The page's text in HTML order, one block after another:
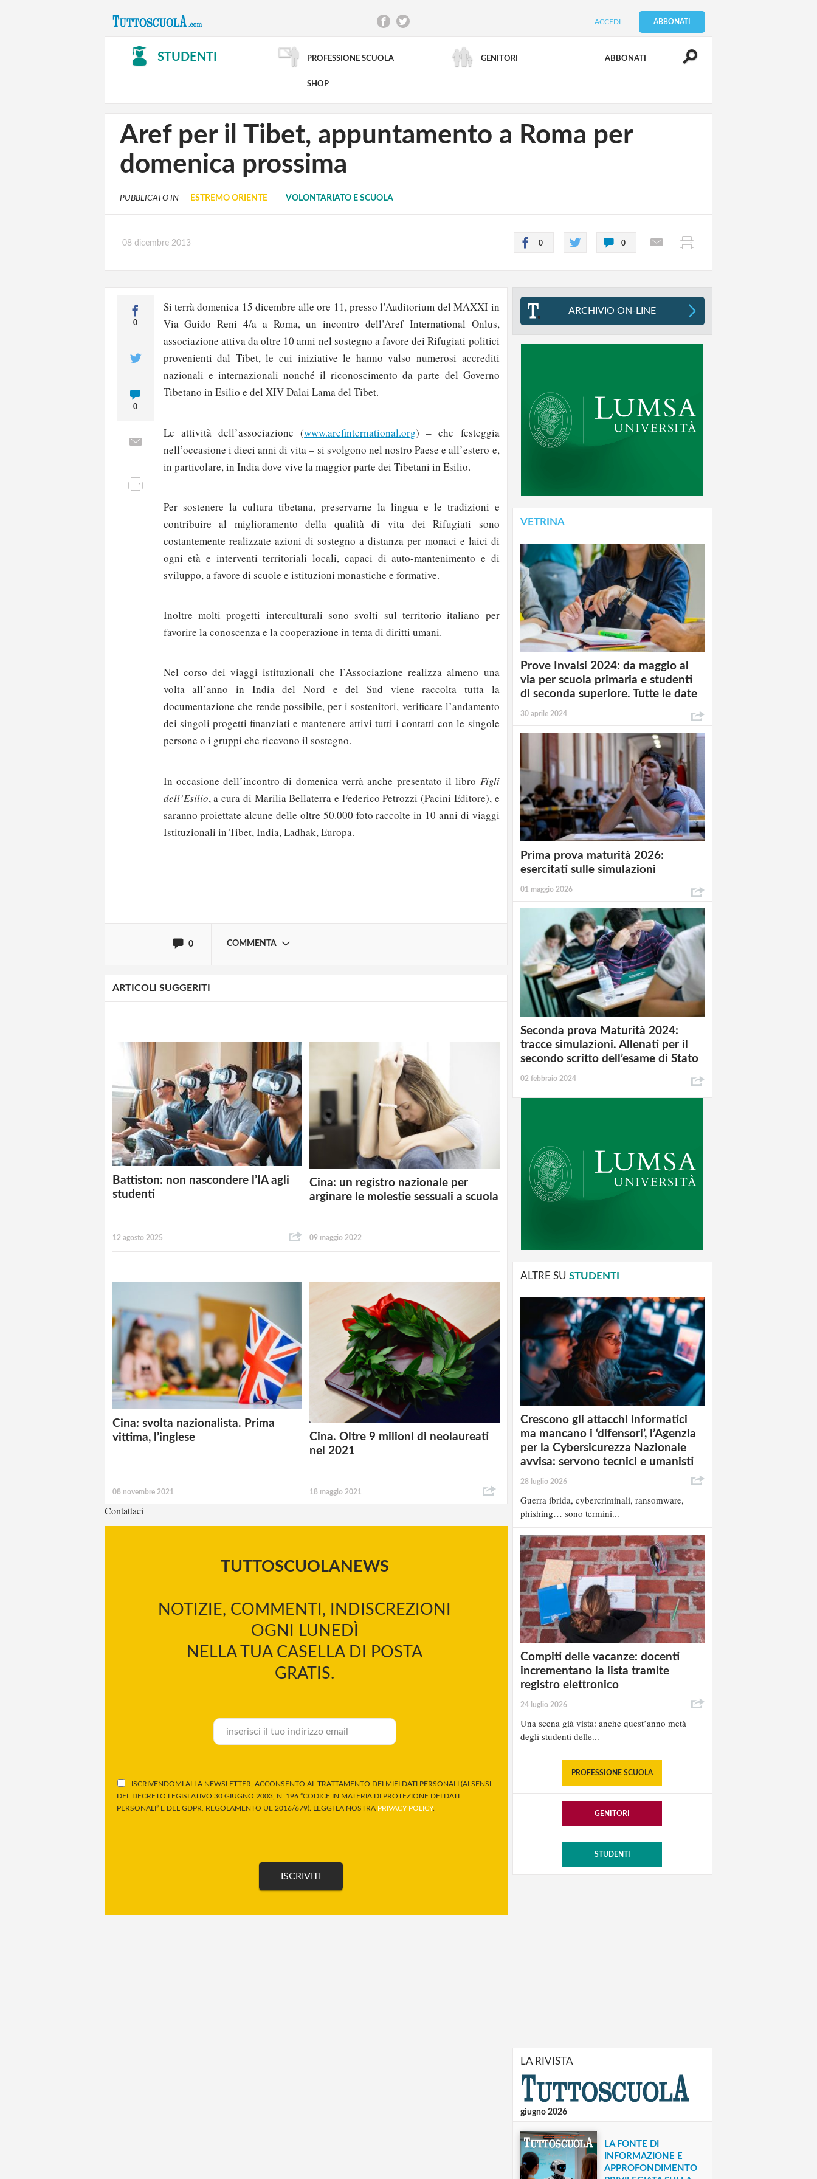
ACCEDI ABBONATI
STUDENTI PROFESSIONE SCUOLA GENITORI ABBONATI
SHOP
Aref per il Tibet, appuntamento a Roma per
domenica prossima
PUBBLICATO IN ESTREMO ORIENTE VOLONTARIATO E SCUOLA
08 dicembre 2013 0 0
0
0
Si terrà domenica 15 dicembre alle ore 11, presso l’Auditorium del MAXXI in
Via Guido Reni 4/a a Roma, un incontro dell’Aref International Onlus,
associazione attiva da oltre 10 anni nel sostegno a favore dei Rifugiati politici
provenienti dal Tibet, le cui iniziative le hanno valso numerosi accrediti
nazionali e internazionali nonché il riconoscimento da parte del Governo
Tibetano in Esilio e del XIV Dalai Lama del Tibet.
Le attività dell’associazione (www.arefinternational.org) – che festeggia
nell’occasione i dieci anni di vita – si svolgono nel nostro Paese e all’estero e,
in particolare, in India dove vive la maggior parte dei Tibetani in Esilio.
Per sostenere la cultura tibetana, preservarne la lingua e le tradizioni e
contribuire al miglioramento della qualità di vita dei Rifugiati sono
costantemente realizzate azioni di sostegno a distanza per monaci e laici di
ogni età e interventi territoriali locali, capaci di auto-mantenimento e di
sviluppo, a favore di scuole e istituzioni monastiche e formative.
Inoltre molti progetti interculturali sono svolti sul territorio italiano per
favorire la conoscenza e la cooperazione in tema di diritti umani.
Nel corso dei viaggi istituzionali che l’Associazione realizza almeno una
volta all’anno in India del Nord e del Sud viene raccolta tutta la
documentazione che rende possibile, per i sostenitori, verificare l’andamento
dei singoli progetti finanziati e mantenere attivi tutti i contatti con le singole
persone o i gruppi che ricevono il sostegno.
In occasione dell’incontro di domenica verrà anche presentato il libro Figli
dell’Esilio, a cura di Marilia Bellaterra e Federico Petrozzi (Pacini Editore), e
saranno proiettate alcune delle oltre 50.000 foto raccolte in 10 anni di viaggi
Istituzionali in Tibet, India, Ladhak, Europa.
0 COMMENTA
Solo gli utenti registrati possono commentare!
ARTICOLI SUGGERITI
Battiston: non nascondere l’IA agli
studenti
12 agosto 2025
Cina: un registro nazionale per
arginare le molestie sessuali a scuola
09 maggio 2022
Cina: svolta nazionalista. Prima
vittima, l’inglese
08 novembre 2021
Cina. Oltre 9 milioni di neolaureati
nel 2021
18 maggio 2021
Contattaci
TUTTOSCUOLANEWS
NOTIZIE, COMMENTI, INDISCREZIONI
OGNI LUNEDÌ
NELLA TUA CASELLA DI POSTA
GRATIS.
ISCRIVENDOMI ALLA NEWSLETTER, ACCONSENTO AL TRATTAMENTO DEI MIEI DATI PERSONALI (AI SENSI
DEL DECRETO LEGISLATIVO 30 GIUGNO 2003, N. 196 “CODICE IN MATERIA DI PROTEZIONE DEI DATI
PERSONALI” E DEL GDPR, REGOLAMENTO UE 2016/679). LEGGI LA NOSTRA PRIVACY POLICY.
ARCHIVIO ON-LINE
VETRINA
Prove Invalsi 2024: da maggio al
via per scuola primaria e studenti
di seconda superiore. Tutte le date
30 aprile 2024
Prima prova maturità 2026:
esercitati sulle simulazioni
01 maggio 2026
Seconda prova Maturità 2024:
tracce simulazioni. Allenati per il
secondo scritto dell’esame di Stato
02 febbraio 2024
ALTRE SU STUDENTI
Crescono gli attacchi informatici
ma mancano i ‘difensori’, l’Agenzia
per la Cybersicurezza Nazionale
avvisa: servono tecnici e umanisti
28 luglio 2026
Guerra ibrida, cybercriminali, ransomware,
phishing… sono termini...
Compiti delle vacanze: docenti
incrementano la lista tramite
registro elettronico
24 luglio 2026
Una scena già vista: anche quest’anno metà
degli studenti delle...
PROFESSIONE SCUOLA
GENITORI
STUDENTI
LA RIVISTA
giugno 2026
LA FONTE DI
INFORMAZIONE E
APPROFONDIMENTO